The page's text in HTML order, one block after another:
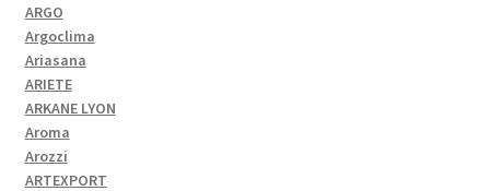
ARGO
Argoclima
Ariasana
ARIETE
ARKANE LYON
Aroma
Arozzi
ARTEXPORT